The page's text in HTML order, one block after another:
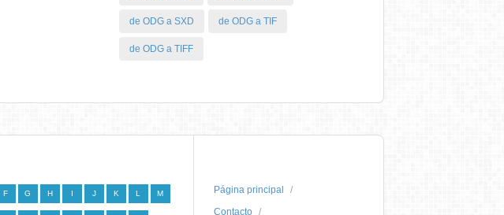
de ODG a SXD de ODG a TIF
de ODG a TIFF
F G H I J K L M
Página principal
Contacto